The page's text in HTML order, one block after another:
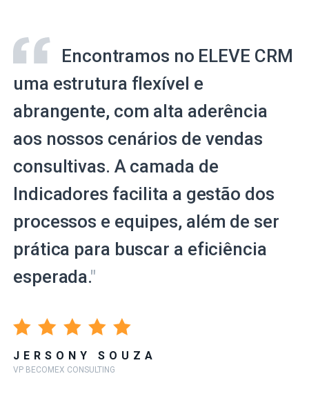
Encontramos no ELEVE CRM
uma estrutura flexível e
abrangente, com alta aderência
aos nossos cenários de vendas
consultivas. A camada de
Indicadores facilita a gestão dos
processos e equipes, além de ser
prática para buscar a eficiência
esperada."
JERSONY SOUZA
VP BECOMEX CONSULTING